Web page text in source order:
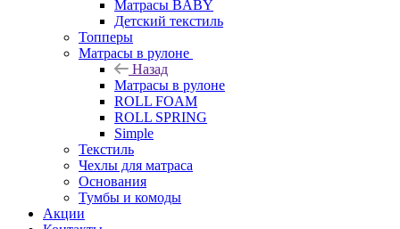
Матрасы BABY
Детский текстиль
Топперы
Матрасы в рулоне
Назад
Матрасы в рулоне
ROLL FOAM
ROLL SPRING
Simple
Текстиль
Чехлы для матраса
Основания
Тумбы и комоды
Акции